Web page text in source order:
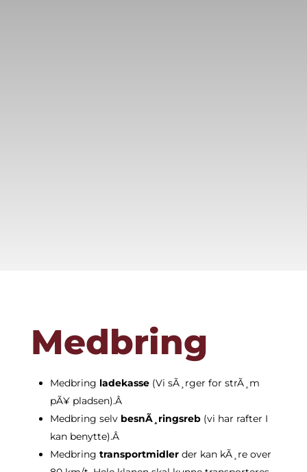
FORSIDE
Medbring
Medbring ladekasse(Vi sÃ¸rger for strÃ¸m
pÃ¥ pladsen).Â
Medbring selv besnÃ¸ringsreb(vi har rafter I
kan benytte).Â
Medbring transportmidlerder kan kÃ¸re over